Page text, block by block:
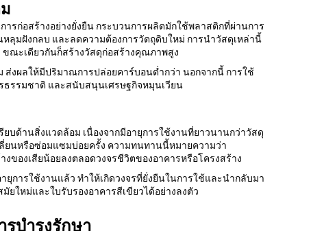
รก่อสร้างอย่างยั่งยืน กระบวนการผลิตมักใช้พลาสติกที่ผ่านการ
มฝังกลบ และลดความต้องการวัตถุดิบใหม่ การนำวัสดุเหล่านี้
ขณะเดียวกันก็สร้างวัสดุก่อสร้างคุณภาพสูง
ส่งผลให้มีปริมาณการปล่อยคาร์บอนต่ำกว่า นอกจากนี้ การใช้
ธรรมชาติ และสนับสนุนเศรษฐกิจหมุนเวียน
บด้านสิ่งแวดล้อม เนื่องจากมีอายุการใช้งานที่ยาวนานกว่าวัสดุ
ลี่ยนหรือซ่อมแซมบ่อยครั้ง ความทนทานนี้หมายความว่า
ของเสียน้อยลงตลอดวงจรชีวิตของอาคารหรือโครงสร้าง
การใช้งานแล้ว ทำให้เกิดวงจรที่ยั่งยืนในการใช้และนำกลับมา
ใหม่และใบรับรองอาคารสีเขียวได้อย่างลงตัว
บำรุงรักษา